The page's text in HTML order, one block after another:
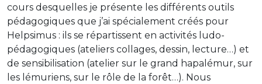
cours desquelles je présente les différents outils
pédagogiques que j’ai spécialement créés pour
Helpsimus : ils se répartissent en activités ludo-
pédagogiques (ateliers collages, dessin, lecture…) et
de sensibilisation (atelier sur le grand hapalémur, sur
les lémuriens, sur le rôle de la forêt…). Nous